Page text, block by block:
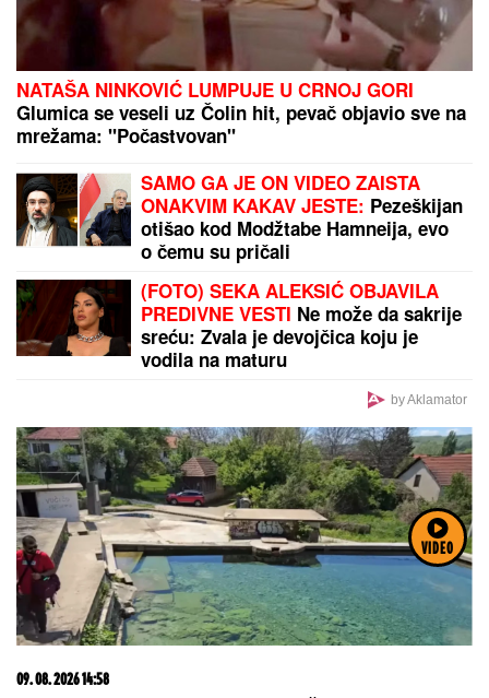
VIDEO
NATAŠA NINKOVIĆ LUMPUJE U CRNOJ GORI
Glumica se veseli uz Čolin hit, pevač objavio sve na
mrežama: "Počastvovan"
SAMO GA JE ON VIDEO ZAISTA
ONAKVIM KAKAV JESTE: Pezeškijan
otišao kod Modžtabe Hamneija, evo
o čemu su pričali
(FOTO) SEKA ALEKSIĆ OBJAVILA
PREDIVNE VESTI Ne može da sakrije
sreću: Zvala je devojčica koju je
vodila na maturu
by Aklamator
09. 08. 2026 14:58